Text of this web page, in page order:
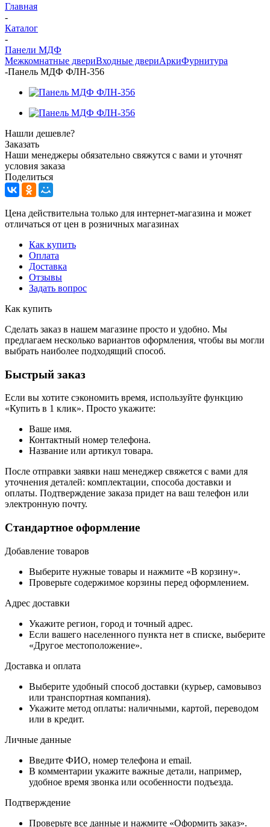
Главная
-
Каталог
-
Панели МДФ
Межкомнатные двериВходные двериАркиФурнитура
-Панель МДФ ФЛН-356
Нашли дешевле?
Заказать
Наши менеджеры обязательно свяжутся с вами и уточнят
условия заказа
Поделиться
Цена действительна только для интернет-магазина и может
отличаться от цен в розничных магазинах
Как купить
Оплата
Доставка
Отзывы
Задать вопрос
Как купить
Сделать заказ в нашем магазине просто и удобно. Мы
предлагаем несколько вариантов оформления, чтобы вы могли
выбрать наиболее подходящий способ.
Быстрый заказ
Если вы хотите сэкономить время, используйте функцию
«Купить в 1 клик». Просто укажите:
Ваше имя.
Контактный номер телефона.
Название или артикул товара.
После отправки заявки наш менеджер свяжется с вами для
уточнения деталей: комплектации, способа доставки и
оплаты. Подтверждение заказа придет на ваш телефон или
электронную почту.
Стандартное оформление
Добавление товаров
Выберите нужные товары и нажмите «В корзину».
Проверьте содержимое корзины перед оформлением.
Адрес доставки
Укажите регион, город и точный адрес.
Если вашего населенного пункта нет в списке, выберите
«Другое местоположение».
Доставка и оплата
Выберите удобный способ доставки (курьер, самовывоз
или транспортная компания).
Укажите метод оплаты: наличными, картой, переводом
или в кредит.
Личные данные
Введите ФИО, номер телефона и email.
В комментарии укажите важные детали, например,
удобное время звонка или особенности подъезда.
Подтверждение
Проверьте все данные и нажмите «Оформить заказ».